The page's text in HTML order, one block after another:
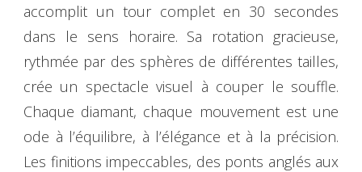
accomplit un tour complet en 30 secondes
dans le sens horaire. Sa rotation gracieuse,
rythmée par des sphères de différentes tailles,
crée un spectacle visuel à couper le souffle.
Chaque diamant, chaque mouvement est une
ode à l’équilibre, à l’élégance et à la précision.
Les finitions impeccables, des ponts anglés aux